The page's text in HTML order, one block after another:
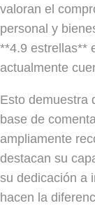
valoran el
personal y
**4.9 estrellas**
actualmente
Esto demuestra
base de
ampliamente
destacan su
su dedicación a
hacen la